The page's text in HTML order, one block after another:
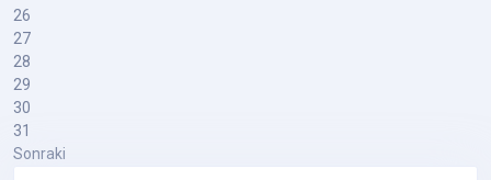
26
27
28
29
30
31
Sonraki